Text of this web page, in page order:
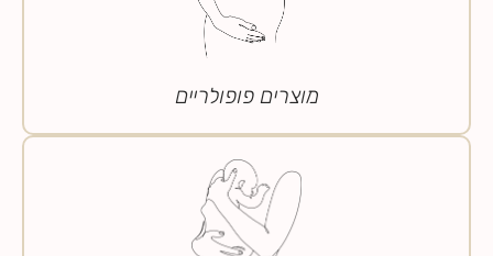
מוצרים פופולריים